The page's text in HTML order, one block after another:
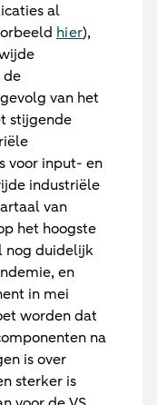
al
hier),
de
van het
stijgende
voor input- en
industriële
van
het hoogste
nog duidelijk
en
in mei
worden dat
na
is over
sterker is